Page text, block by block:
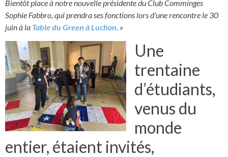
Bientôt place à notre nouvelle présidente du Club Comminges
Sophie Fabbro, qui prendra ses fonctions lors d’une rencontre le 30
juin à la Table du Green à Luchon. »
Une
trentaine
d’étudiants,
venus du
monde
entier, étaient invités,